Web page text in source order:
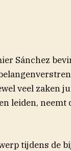
Sánchez
veel zaken
leiden, neemt
tijdens de